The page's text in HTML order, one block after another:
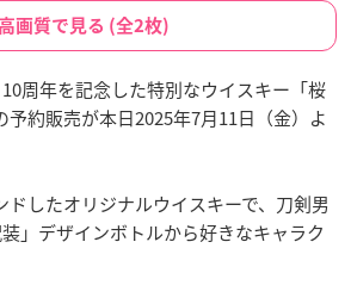
高画質で見る (全2枚)
周年を記念した特別なウイスキー「桜
約販売が本日2025年7月11日（金）よ
したオリジナルウイスキーで、刀剣男
」デザインボトルから好きなキャラク